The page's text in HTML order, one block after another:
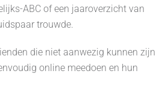
ABC of een jaaroverzicht van
trouwde.
die niet aanwezig kunnen zijn
online meedoen en hun